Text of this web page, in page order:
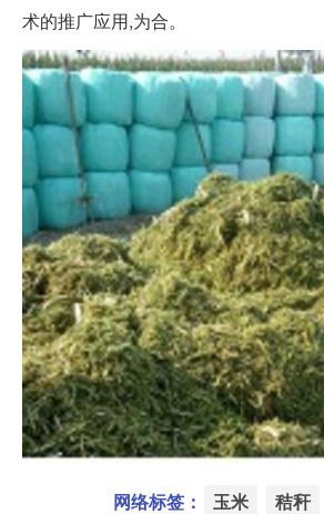
术的推广应用,为合。
网络标签： 玉米 秸秆